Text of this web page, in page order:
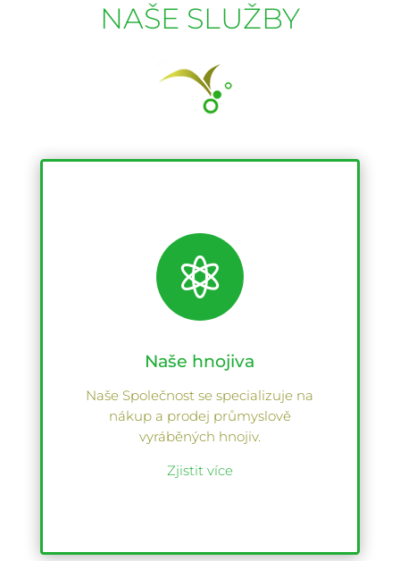
NAŠE SLUŽBY

Naše hnojiva
Naše Společnost se specializuje na
nákup a prodej průmyslově
vyráběných hnojiv.
Zjistit více